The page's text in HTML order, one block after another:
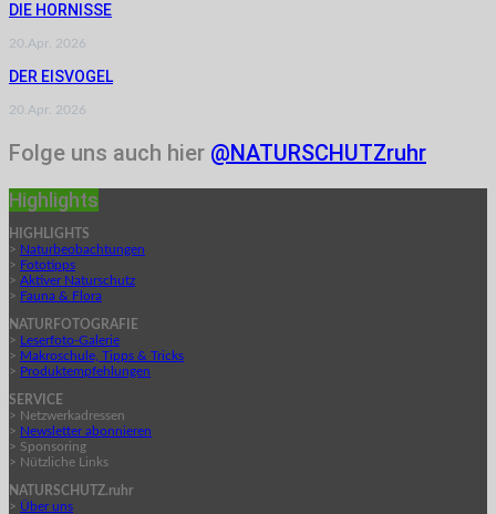
DIE HORNISSE
20.Apr. 2026
DER EISVOGEL
20.Apr. 2026
Folge uns auch hier @NATURSCHUTZruhr
Highlights
HIGHLIGHTS
> Naturbeobachtungen
> Fototipps
> Aktiver Naturschutz
> Fauna & Flora
NATURFOTOGRAFIE
>
Leserfoto-Galerie
> Makroschule, Tipps & Tricks
> Produktempfehlungen
SERVICE
> Netzwerkadressen
> Newsletter abonnieren
> Sponsoring
> Nützliche Links
NATURSCHUTZ.ruhr
> Über uns